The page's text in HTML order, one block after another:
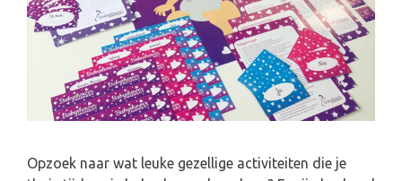
Opzoek naar wat leuke gezellige activiteiten die je